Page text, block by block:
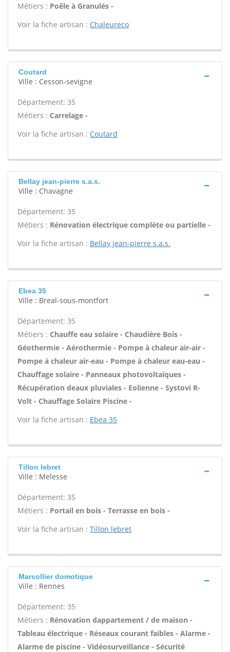
Métiers : Poêle à Granulés -
Voir la fiche artisan : Chaleureco
Coutard
Ville : Cesson-sevigne
Département: 35
Métiers : Carrelage -
Voir la fiche artisan : Coutard
Bellay jean-pierre s.a.s.
Ville : Chavagne
Département: 35
Métiers : Rénovation électrique complète ou partielle -
Voir la fiche artisan : Bellay jean-pierre s.a.s.
Ebea 35
Ville : Breal-sous-montfort
Département: 35
Métiers : Chauffe eau solaire - Chaudière Bois -
Géothermie - Aérothermie - Pompe à chaleur air-air -
Pompe à chaleur air-eau - Pompe à chaleur eau-eau -
Chauffage solaire - Panneaux photovoltaïques -
Récupération deaux pluviales - Eolienne - Systovi R-
Volt - Chauffage Solaire Piscine -
Voir la fiche artisan : Ebea 35
Tillon lebret
Ville : Melesse
Département: 35
Métiers : Portail en bois - Terrasse en bois -
Voir la fiche artisan : Tillon lebret
Marsollier domotique
Ville : Rennes
Département: 35
Métiers : Rénovation dappartement / de maison -
Tableau électrique - Réseaux courant faibles - Alarme -
Alarme de piscine - Vidéosurveillance - Sécurité